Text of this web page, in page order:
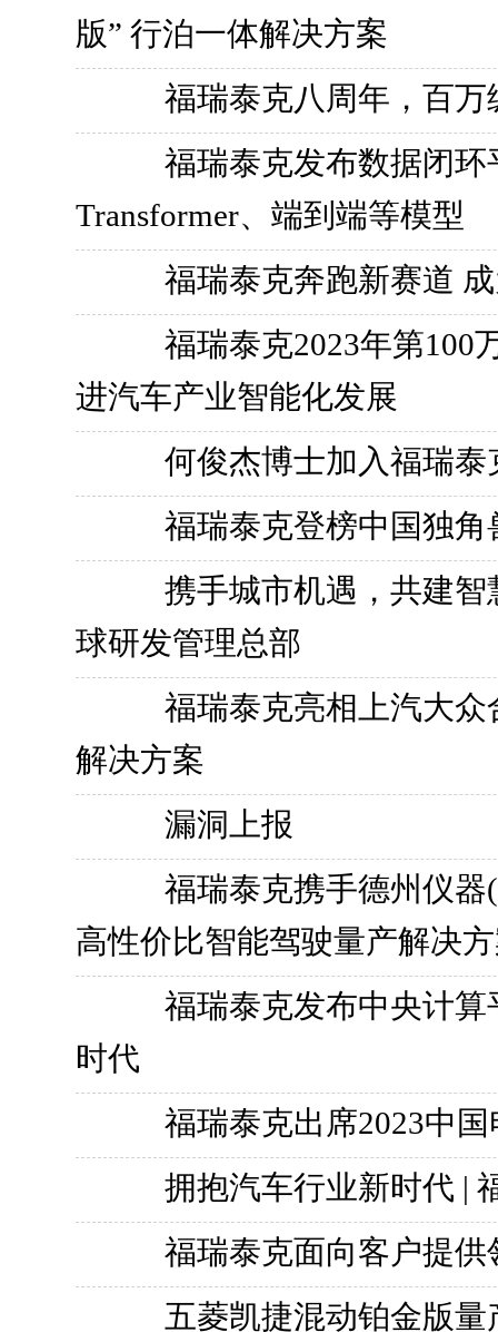
版” 行泊一体解决方案
福瑞泰克八周年，百
福瑞泰克发布数据闭环
Transformer、端到端等模型
福瑞泰克奔跑新赛道
福瑞泰克2023年第100
进汽车产业智能化发展
何俊杰博士加入福瑞
福瑞泰克登榜中国独角
携手城市机遇，共建
球研发管理总部
福瑞泰克亮相上汽大
解决方案
漏洞上报
福瑞泰克携手德州仪
高性价比智能驾驶量产解决
福瑞泰克发布中央计
时代
福瑞泰克出席2023中
拥抱汽车行业新时代 |
福瑞泰克面向客户提
五菱凯捷混动铂金版